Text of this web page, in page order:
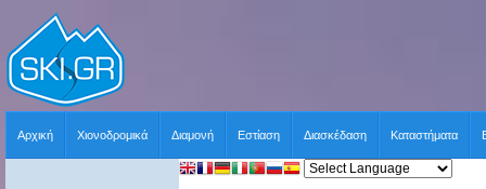
Αρχική Χιονοδρομικά Διαμονή Εστίαση Διασκέδαση Καταστήματα